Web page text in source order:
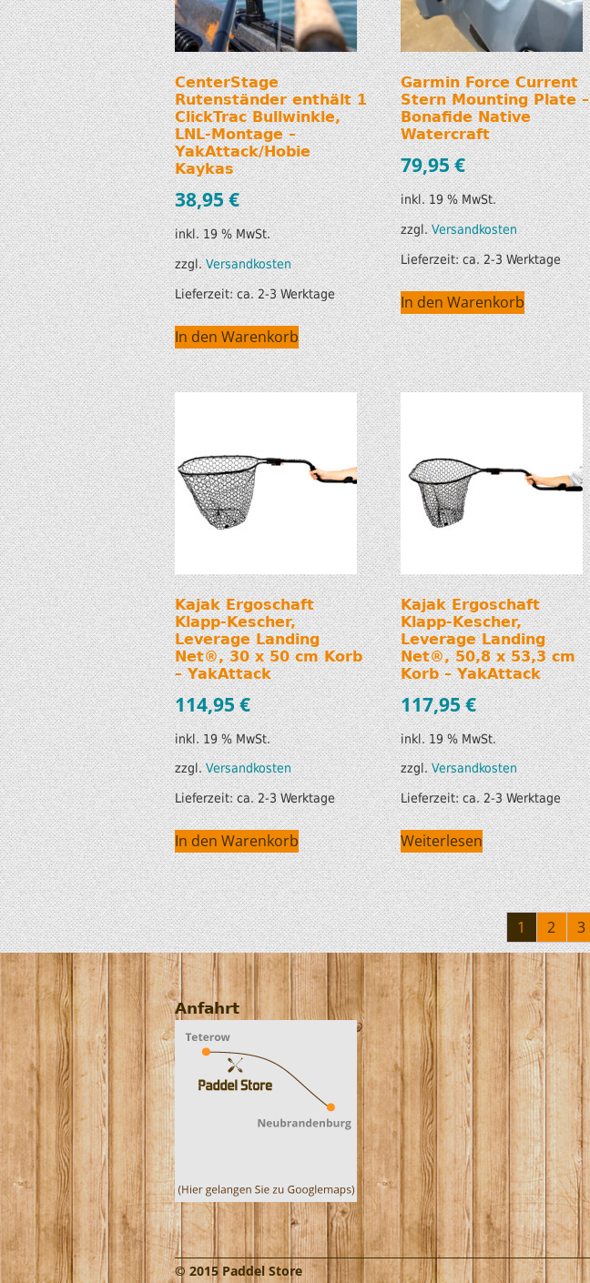
CenterStage
Rutenständer enthält 1
ClickTrac Bullwinkle,
LNL-Montage –
YakAttack/Hobie
Kaykas
38,95€
inkl. 19 % MwSt.
zzgl.Versandkosten
Lieferzeit:ca. 2-3 Werktage
In den Warenkorb
Garmin Force Current
Stern Mounting Plate –
Bonafide Native
Watercraft
79,95€
inkl. 19 % MwSt.
zzgl.Versandkosten
Lieferzeit:ca. 2-3 Werktage
In den Warenkorb
Kajak Ergoschaft
Klapp-Kescher,
Leverage Landing
Net®, 30 x 50 cm Korb
– YakAttack
114,95€
inkl. 19 % MwSt.
zzgl.Versandkosten
Lieferzeit:ca. 2-3 Werktage
In den Warenkorb
Kajak Ergoschaft
Klapp-Kescher,
Leverage Landing
Net®, 50,8 x 53,3 cm
Korb – YakAttack
117,95€
inkl. 19 % MwSt.
zzgl.Versandkosten
Lieferzeit:ca. 2-3 Werktage
Weiterlesen
1 2 3
Anfahrt
© 2015 Paddel Store